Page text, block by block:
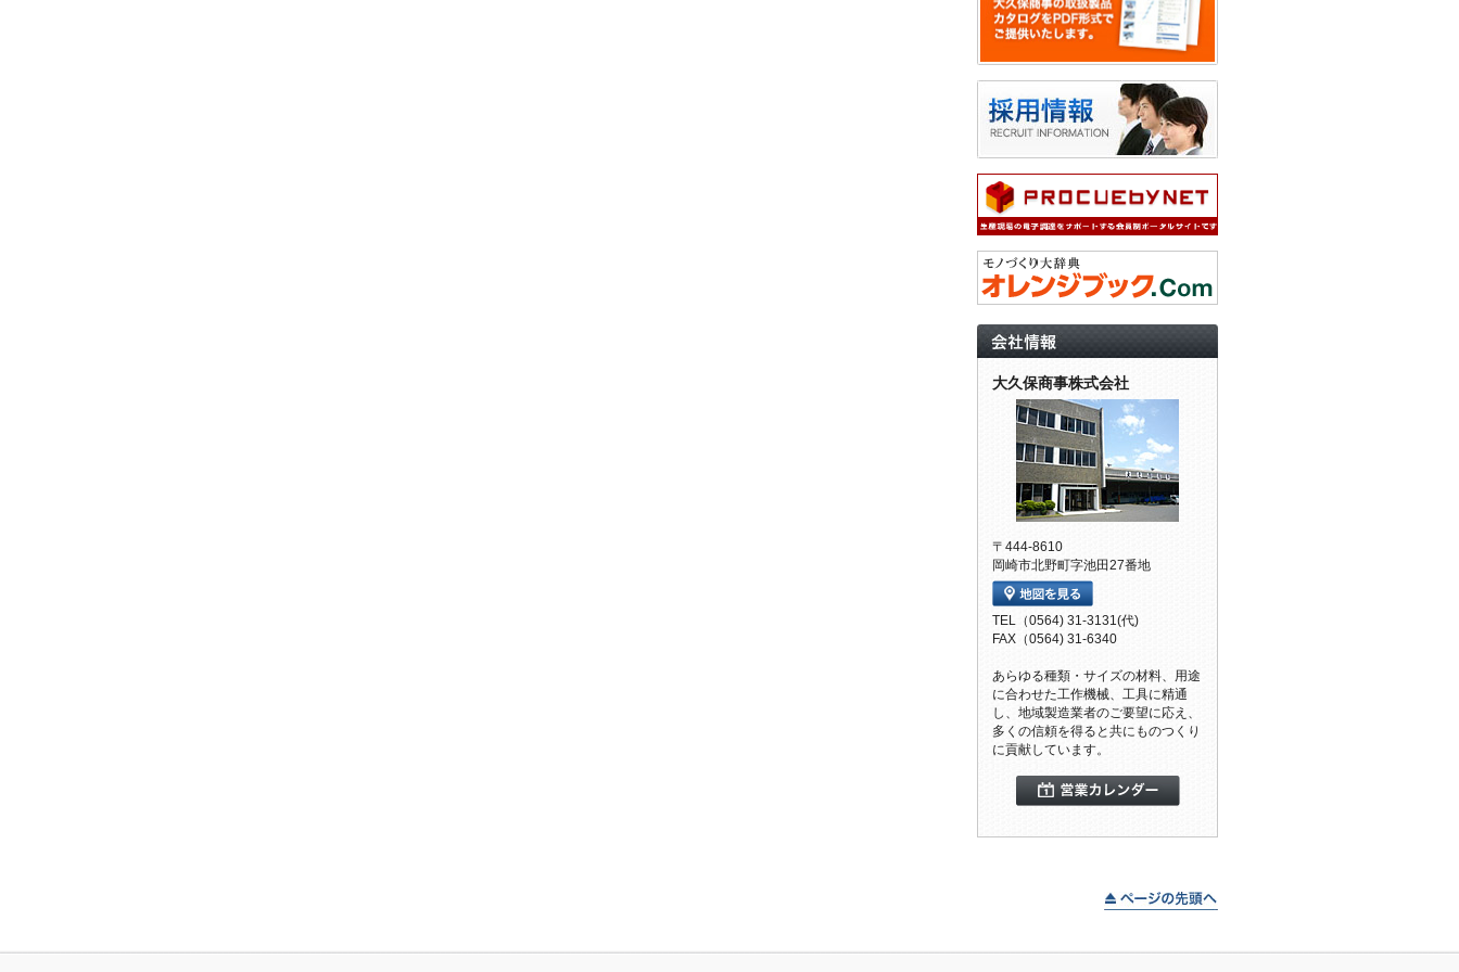
大久保商事株式会社
〒444-8610
岡崎市北野町字池田27番地
TEL（0564) 31-3131(代)
FAX（0564) 31-6340
あらゆる種類・サイズの材料、用途
に合わせた工作機械、工具に精通
し、地域製造業者のご要望に応え、
多くの信頼を得ると共にものつくり
に貢献しています。